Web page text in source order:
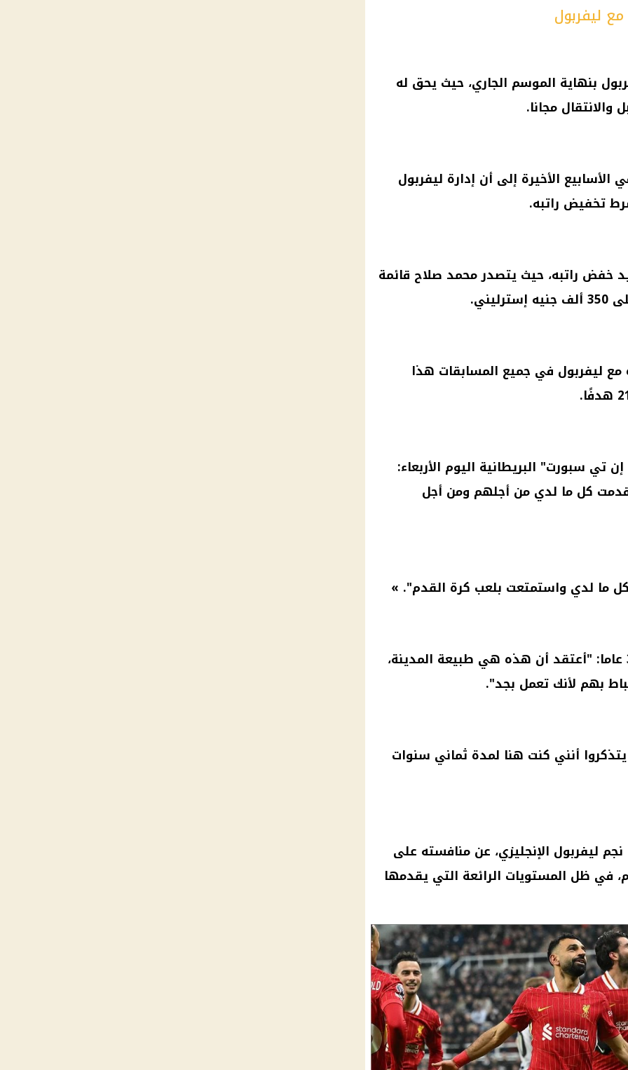
ليفربول
بنهاية الموسم الجاري، حيث يحق له
مجانا.
الأخيرة إلى أن إدارة ليفربول
تخفيض راتبه.
خفض راتبه، حيث يتصدر محمد صلاح قائمة
صلاح في 38 مباراة مع ليفربول في جميع المسابقات هذا
سبورت" البريطانية اليوم الأربعاء:
كل ما لدي من أجلهم ومن أجل
ما لدي واستمتعت بلعب كرة القدم". »
وأضاف اللاعب البالغ من العمر 32 عاما: "أعتقد أن هذه هي طبيعة المدينة،
بهم لأنك تعمل بجد".
أنني كنت هنا لمدة ثماني سنوات
ليفربول الإنجليزي، عن منافسته على
في ظل المستويات الرائعة التي يقدمها